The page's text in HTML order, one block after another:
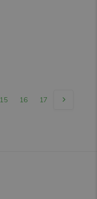
15 16 17